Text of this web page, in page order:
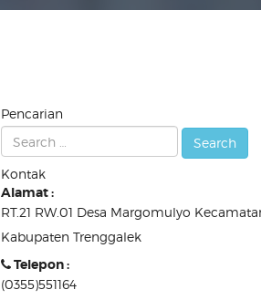
Pencarian
Kontak
Alamat :
RT.21 RW.01 Desa Margomulyo
Kabupaten Trenggalek
Telepon :
(0355)551164